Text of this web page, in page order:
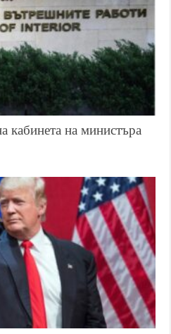
кабинета на министъра